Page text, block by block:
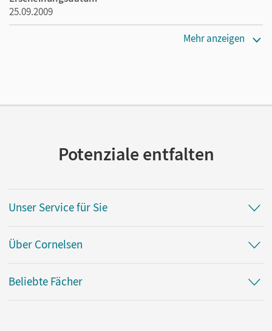
25.09.2009
Mehr anzeigen
Potenziale entfalten
Unser Service für Sie
Über Cornelsen
Beliebte Fächer